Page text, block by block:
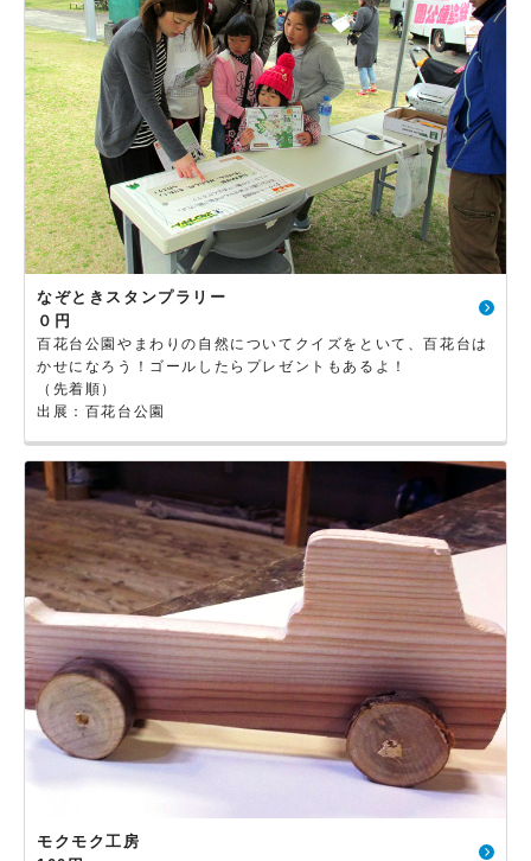
なぞときスタンプラリー
０円
百花台公園やまわりの自然についてクイズをといて、百花台は
かせになろう！ゴールしたらプレゼントもあるよ！
（先着順）
出展：百花台公園
モクモク工房